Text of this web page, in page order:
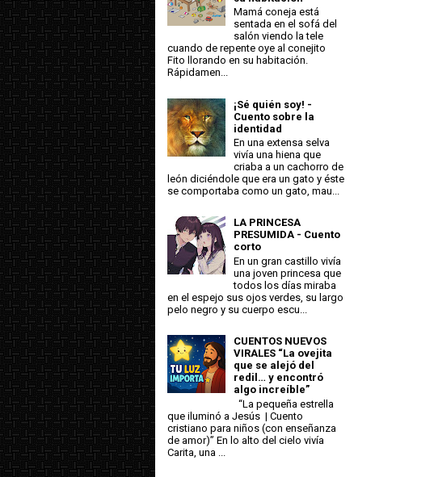
Mamá coneja está
sentada en el sofá del
salón viendo la tele
cuando de repente oye al conejito
Fito llorando en su habitación.
Rápidamen...
¡Sé quién soy! -
Cuento sobre la
identidad
En una extensa selva
vivía una hiena que
criaba a un cachorro de
león diciéndole que era un gato y éste
se comportaba como un gato, mau...
LA PRINCESA
PRESUMIDA - Cuento
corto
En un gran castillo vivía
una joven princesa que
todos los días miraba
en el espejo sus ojos verdes, su largo
pelo negro y su cuerpo escu...
CUENTOS NUEVOS
VIRALES “La ovejita
que se alejó del
redil… y encontró
algo increíble”
“La pequeña estrella
que iluminó a Jesús | Cuento
cristiano para niños (con enseñanza
de amor)” En lo alto del cielo vivía
Carita, una ...